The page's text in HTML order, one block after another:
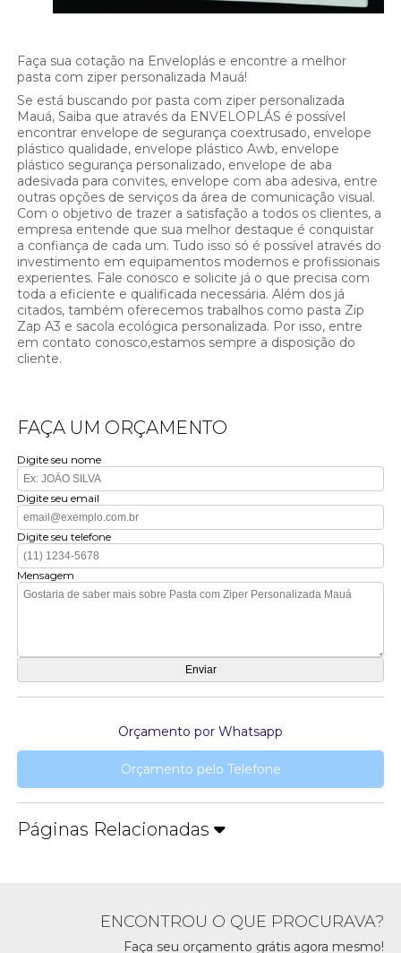
Faça sua cotação na Enveloplás e encontre a melhor
pasta com ziper personalizada Mauá!
Se está buscando por pasta com ziper personalizada
Mauá, Saiba que através da ENVELOPLÁS é possível
encontrar envelope de segurança coextrusado, envelope
plástico qualidade, envelope plástico Awb, envelope
plástico segurança personalizado, envelope de aba
adesivada para convites, envelope com aba adesiva, entre
outras opções de serviços da área de comunicação visual.
Com o objetivo de trazer a satisfação a todos os clientes, a
empresa entende que sua melhor destaque é conquistar
a confiança de cada um. Tudo isso só é possível através do
investimento em equipamentos modernos e profissionais
experientes. Fale conosco e solicite já o que precisa com
toda a eficiente e qualificada necessária. Além dos já
citados, também oferecemos trabalhos como pasta Zip
Zap A3 e sacola ecológica personalizada. Por isso, entre
em contato conosco,estamos sempre a disposição do
cliente.
FAÇA UM ORÇAMENTO
Digite seu nome
Digite seu email
Digite seu telefone
Mensagem
Orçamento por Whatsapp
Orçamento pelo Telefone
Páginas Relacionadas
ENCONTROU O QUE PROCURAVA?
Faça seu orçamento grátis agora mesmo!